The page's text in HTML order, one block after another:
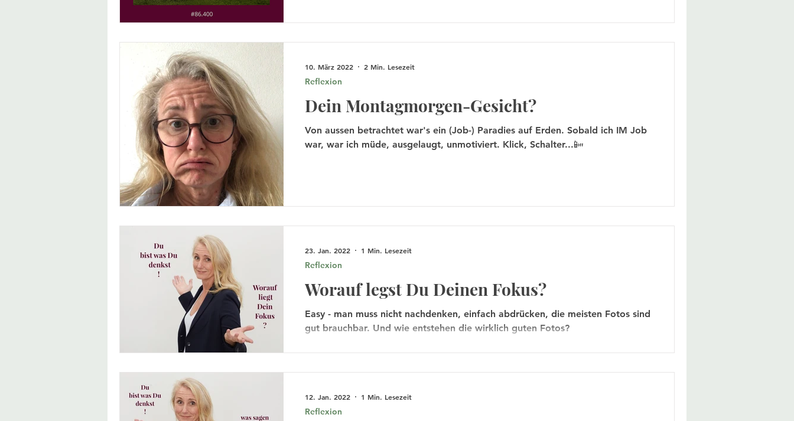
Dein Montagmorgen-Gesicht?
Von aussen betrachtet war's ein (Job-) Paradies auf Erden. Sobald ich IM Job
war, war ich müde, ausgelaugt, unmotiviert. Klick, Schalter...📴
Reflexion
10. März 2022 2 Min. Lesezeit
Worauf legst Du Deinen Fokus?
Easy - man muss nicht nachdenken, einfach abdrücken, die meisten Fotos sind
gut brauchbar. Und wie entstehen die wirklich guten Fotos?
Reflexion
23. Jan. 2022 1 Min. Lesezeit
Reflexion
12. Jan. 2022 1 Min. Lesezeit